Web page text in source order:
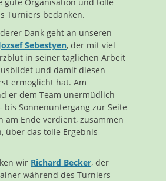
Turniers bedanken.
Dank geht an unseren
Sebestyen, der mit viel
in seiner täglichen Arbeit
und damit diesen
ermöglicht hat. Am
er dem Team unermüdlich
bis Sonnenuntergang zur Seite
am Ende verdient, zusammen
über das tolle Ergebnis
wir Richard Becker, der
während des Turniers